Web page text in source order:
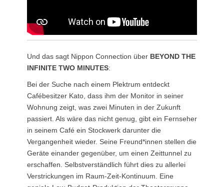
Und das sagt Nippon Connection über BEYOND THE
INFINITE TWO MINUTES:
Bei der Suche nach einem Plektrum entdeckt
Cafébesitzer Kato, dass ihm der Monitor in seiner
Wohnung zeigt, was zwei Minuten in der Zukunft
passiert. Als wäre das nicht genug, gibt ein Fernseher
in seinem Café ein Stockwerk darunter die
Vergangenheit wieder. Seine Freund*innen stellen die
Geräte einander gegenüber, um einen Zeittunnel zu
erschaffen. Selbstverständlich führt dies zu allerlei
Verstrickungen im Raum-Zeit-Kontinuum. Eine